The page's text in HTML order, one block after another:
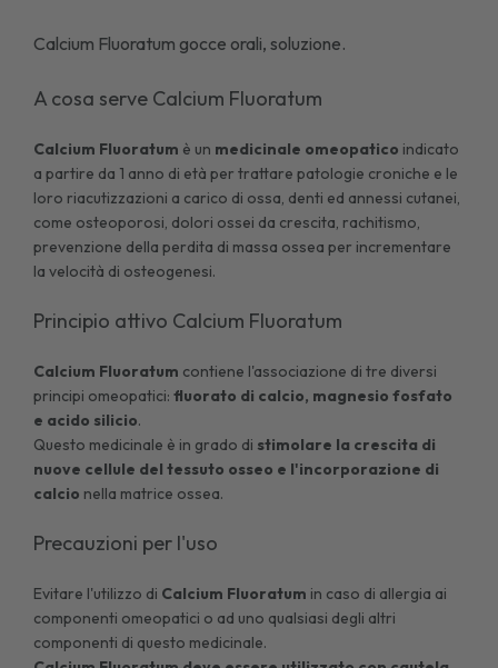
Calcium Fluoratum gocce orali, soluzione.
A cosa serve Calcium Fluoratum
Calcium Fluoratum è un medicinale omeopatico indicato
a partire da 1 anno di età per trattare patologie croniche e le
loro riacutizzazioni a carico di ossa, denti ed annessi cutanei,
come osteoporosi, dolori ossei da crescita, rachitismo,
prevenzione della perdita di massa ossea per incrementare
la velocità di osteogenesi.
Principio attivo Calcium Fluoratum
Calcium Fluoratum contiene l'associazione di tre diversi
principi omeopatici:fluorato di calcio, magnesio fosfato
e acido silicio.
Questo medicinale è in grado di stimolare la crescita di
nuove cellule del tessuto osseo e l'incorporazione di
calcio nella matrice ossea.
Precauzioni per l'uso
Evitare l'utilizzo di Calcium Fluoratum in caso di allergia ai
componenti omeopatici o ad uno qualsiasi degli altri
componenti di questo medicinale.